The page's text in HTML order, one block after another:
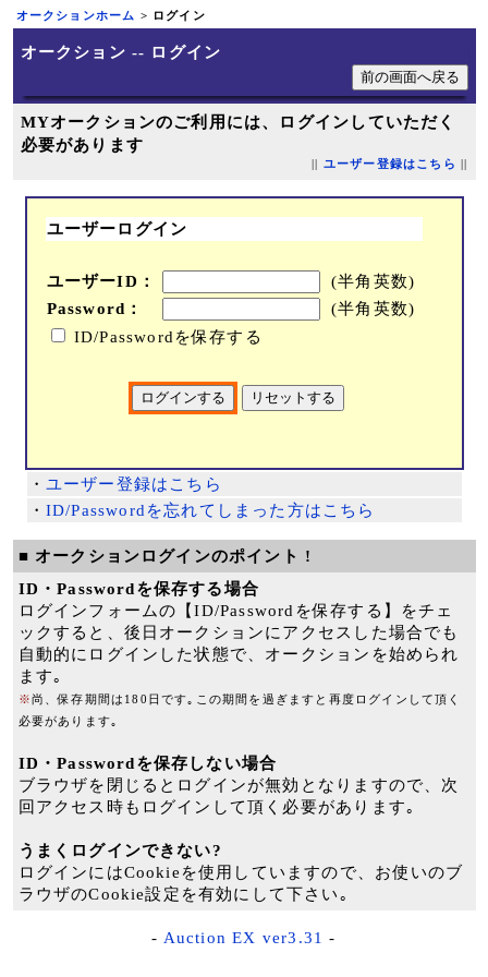
オークションホーム > ログイン
オークション -- ログイン
MYオークションのご利用には、ログインしていただく
必要があります
ユーザー登録はこちら
ユーザーログイン
ユーザーID：
(半角英数)
Password：
(半角英数)
ID/Passwordを保存する
・ ユーザー登録はこちら
・ ID/Passwordを忘れてしまった方はこちら
■ オークションログインのポイント !
ID・Passwordを保存する場合
ログインフォームの【ID/Passwordを保存する】をチェ
ックすると、後日オークションにアクセスした場合でも
自動的にログインした状態で、オークションを始められ
ます｡
※尚、保存期間は180日です｡この期間を過ぎますと再度ログインして頂く
必要があります｡
ID・Passwordを保存しない場合
ブラウザを閉じるとログインが無効となりますので、次
回アクセス時もログインして頂く必要があります｡
うまくログインできない?
ログインにはCookieを使用していますので、お使いのブ
ラウザのCookie設定を有効にして下さい｡
- Auction EX ver3.31 -